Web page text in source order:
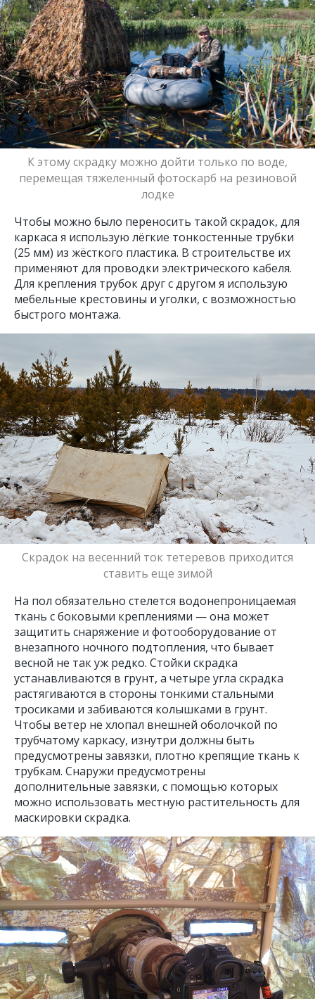
К этому скрадку можно дойти только по воде,
перемещая тяжеленный фотоскарб на резиновой
лодке
Чтобы можно было переносить такой скрадок, для
каркаса я использую лёгкие тонкостенные трубки
(25 мм) из жёсткого пластика. В строительстве их
применяют для проводки электрического кабеля.
Для крепления трубок друг с другом я использую
мебельные крестовины и уголки, с возможностью
быстрого монтажа.
Скрадок на весенний ток тетеревов приходится
ставить еще зимой
На пол обязательно стелется водонепроницаемая
ткань с боковыми креплениями — она может
защитить снаряжение и фотооборудование от
внезапного ночного подтопления, что бывает
весной не так уж редко. Стойки скрадка
устанавливаются в грунт, а четыре угла скрадка
растягиваются в стороны тонкими стальными
тросиками и забиваются колышками в грунт.
Чтобы ветер не хлопал внешней оболочкой по
трубчатому каркасу, изнутри должны быть
предусмотрены завязки, плотно крепящие ткань к
трубкам. Снаружи предусмотрены
дополнительные завязки, с помощью которых
можно использовать местную растительность для
маскировки скрадка.